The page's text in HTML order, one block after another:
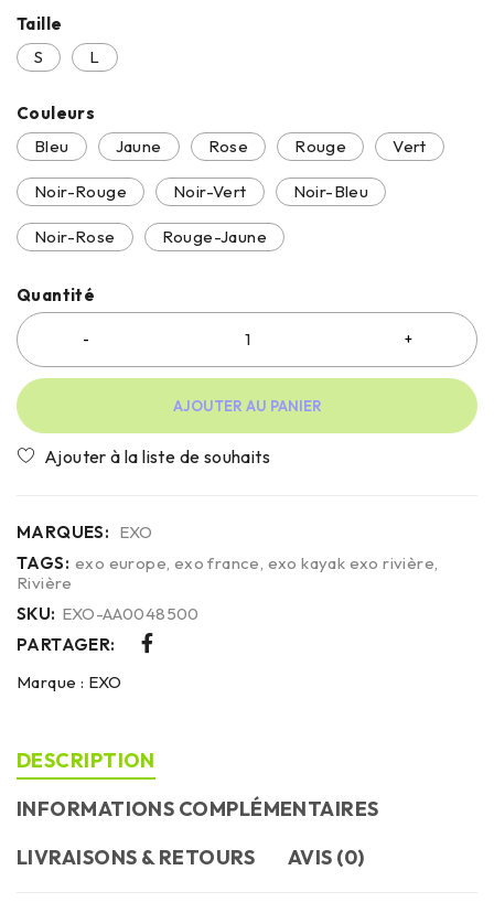
Taille
S
L
Couleurs
Bleu
Jaune Rose Rouge Vert
Noir-Rouge Noir-Vert Noir-Bleu
Noir-Rose Rouge-Jaune
Quantité
AJOUTER AU PANIER
MARQUES: EXO
TAGS: exo europe exo france exo kayak exo rivière
Rivière
SKU: EXO-AA0048500
PARTAGER:
Marque : EXO
DESCRIPTION
INFORMATIONS COMPLÉMENTAIRES
LIVRAISONS & RETOURS
AVIS (0)